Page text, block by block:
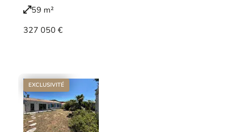
59 m²
327 050 €
EXCLUSIVITÉ